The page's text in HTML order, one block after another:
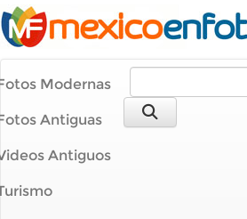
Modernas
Antiguas
Antiguos